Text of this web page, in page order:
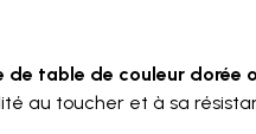
table de couleur dorée
au toucher et à sa